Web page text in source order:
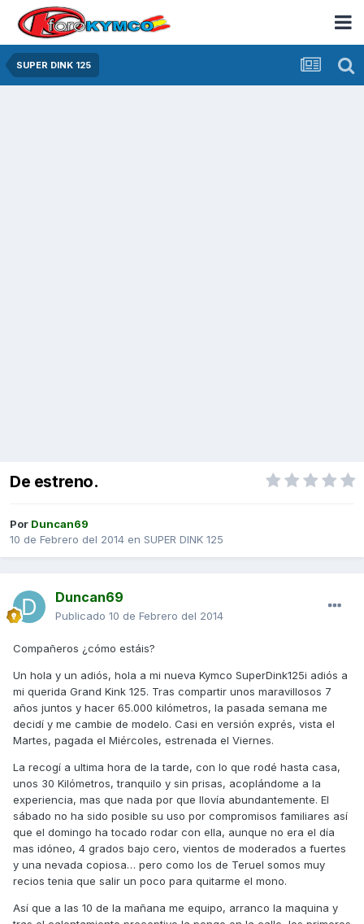
SUPER DINK 125
De estreno.
Por Duncan69
10 de Febrero del 2014 en SUPER DINK 125
Duncan69
Publicado 10 de Febrero del 2014
Compañeros ¿cómo estáis?
Un hola y un adiós, hola a mi nueva Kymco SuperDink125i adiós a
mi querida Grand Kink 125. Tras compartir unos maravillosos 7
años juntos y hacer 65.000 kilómetros, la pasada semana me
decidí y me cambie de modelo. Casi en versión exprés, vista el
Martes, pagada el Miércoles, estrenada el Viernes.
La recogí a ultima hora de la tarde, con lo que rodé hasta casa,
unos 30 Kilómetros, tranquilo y sin prisas, acoplándome a la
experiencia, mas que nada por que llovía abundantemente. El
sábado no ha sido posible su uso por compromisos familiares así
que el domingo ha tocado rodar con ella, aunque no era el día
mas idóneo, 4 grados bajo cero, vientos de moderados a fuertes
y una nevada copiosa… pero como los de Teruel somos muy
recios tenia que salir un poco para quitarme el mono.
Así que a las 10 de la mañana me equipo, arranco la maquina y